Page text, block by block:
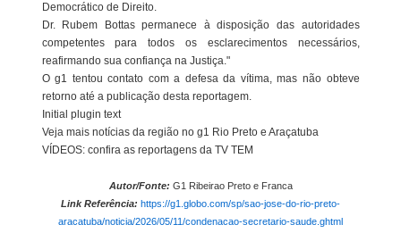
Democrático de Direito.
Dr. Rubem Bottas permanece à disposição das autoridades
competentes para todos os esclarecimentos necessários,
reafirmando sua confiança na Justiça."
O g1 tentou contato com a defesa da vítima, mas não obteve
retorno até a publicação desta reportagem.
Initial plugin text
Veja mais notícias da região no g1 Rio Preto e Araçatuba
VÍDEOS: confira as reportagens da TV TEM
Autor/Fonte: G1 Ribeirao Preto e Franca
Link Referência: https://g1.globo.com/sp/sao-jose-do-rio-preto-
aracatuba/noticia/2026/05/11/condenacao-secretario-saude.ghtml